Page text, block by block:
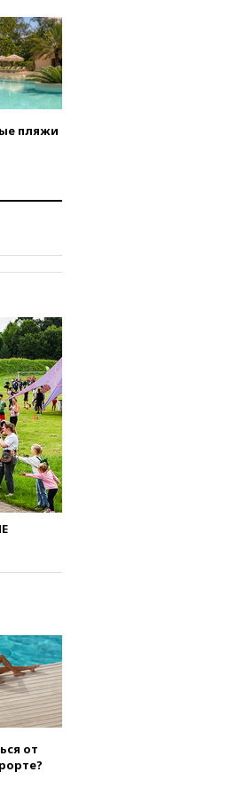
на
на
иск к
на
за
от
о
на
пляжи
от